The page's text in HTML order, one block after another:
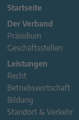
Startseite
Der Verband
Präsidium
Geschäftsstellen
Leistungen
Recht
Betriebswirtschaft
Bildung
Standort & Verkehr